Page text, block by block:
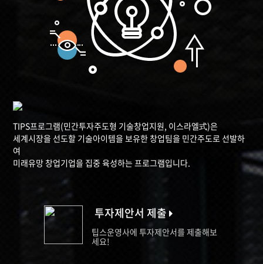
TIPS프로그램(민간투자주도형 기술창업지원, 이스라엘式)은
세계시장을 선도할 기술아이템을 보유한 창업팀을 민간주도로 선발하
여
미래유망 창업기업을 집중 육성하는 프로그램입니다.
투자제안서 제출
팁스운영사에 투자제안서를 제출해보
세요!